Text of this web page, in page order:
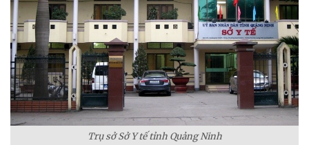
Trụ sở Sở Y tế tỉnh Quảng Ninh